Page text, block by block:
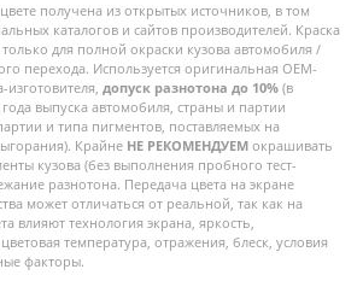
получена из открытых источников, в том
каталогов и сайтов производителей. Краска
для полной окраски кузова автомобиля /
перехода. Используется оригинальная OEM-
допуск разнотона до 10% (в
выпуска автомобиля, страны и партии
и типа пигментов, поставляемых на
Крайне НЕ РЕКОМЕНДУЕМ окрашивать
кузова (без выполнения пробного тест-
разнотона. Передача цвета на экране
может отличаться от реальной, так как на
влияют технология экрана, яркость,
температура, отражения, блеск, условия
факторы.